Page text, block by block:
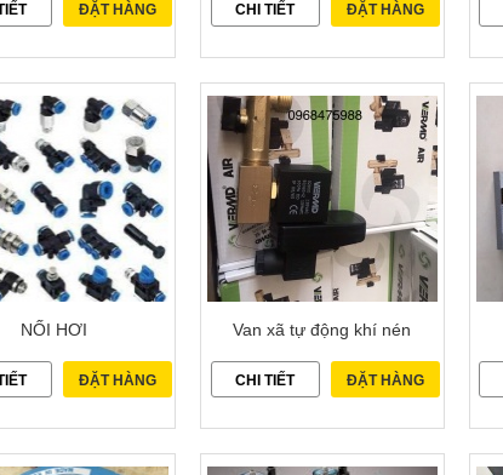
ĐẶT HÀNG CHI TIẾT ĐẶT HÀNG
NỐI HƠI
ĐẶT HÀNG
Van xã tự động khí nén
CHI TIẾT ĐẶT HÀNG